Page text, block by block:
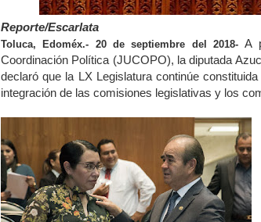
Reporte/Escarlata
Toluca, Edoméx.- 20 de septiembre del 2018-A
Coordinación Política (JUCOPO), la diputada
declaró que la LX Legislatura continúe
integración de las comisiones legislativas y los